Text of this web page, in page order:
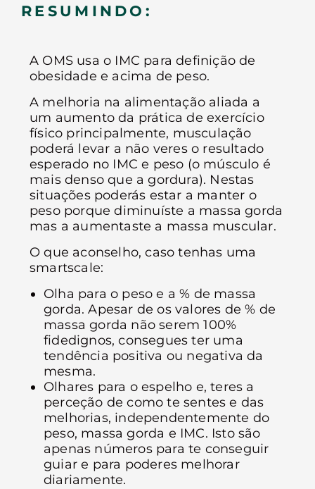
RESUMINDO:
A OMS usa o IMC para definição de
obesidade e acima de peso.
A melhoria na alimentação aliada a
um aumento da prática de exercício
físico principalmente, musculação
poderá levar a não veres o resultado
esperado no IMC e peso (o músculo é
mais denso que a gordura). Nestas
situações poderás estar a manter o
peso porque diminuíste a massa gorda
mas a aumentaste a massa muscular.
O que aconselho, caso tenhas uma
smartscale:
Olha para o peso e a % de massa
gorda. Apesar de os valores de % de
massa gorda não serem 100%
fidedignos, consegues ter uma
tendência positiva ou negativa da
mesma.
Olhares para o espelho e, teres a
perceção de como te sentes e das
melhorias, independentemente do
peso, massa gorda e IMC. Isto são
apenas números para te conseguir
guiar e para poderes melhorar
diariamente.